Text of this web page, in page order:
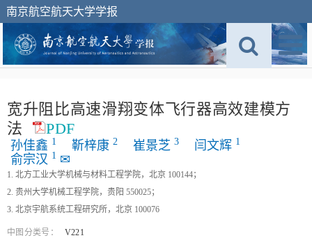
南京航空航天大学学报
宽升阻比高速滑翔变体飞行器高效建模方
法
PDF
孙佳鑫 1 靳梓康 2 崔景芝 3 闫文辉 1
俞宗汉 1 ✉
1. 北方工业大学机械与材料工程学院，北京 100144；
2. 贵州大学机械工程学院，贵阳 550025；
3. 北京宇航系统工程研究所，北京 100076
中图分类号： V221